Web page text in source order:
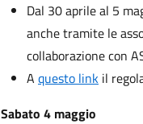
Dal 30 aprile al 5
anche tramite le
collaborazione con
A questo linkil
Sabato 4 maggio